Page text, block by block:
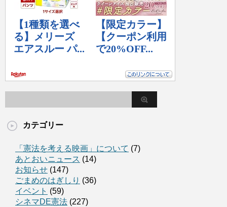
カテゴリー
「憲法を考える映画」について (7)
あとおいニュース (14)
お知らせ (147)
ごまめのはぎしり (36)
イベント (59)
シネマDE憲法 (227)